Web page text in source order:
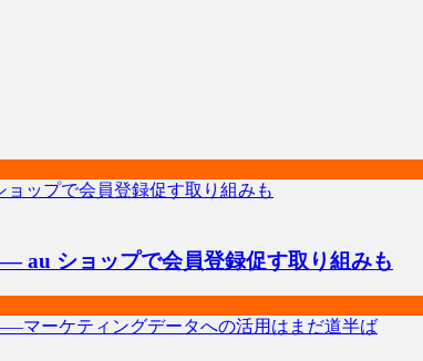
au ショップで会員登録促す取り組みも